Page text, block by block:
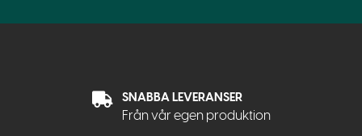
SNABBA LEVERANSER
Från vår egen produktion